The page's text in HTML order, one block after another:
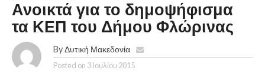
Ανοικτά για το δημοψήφισμα
τα ΚΕΠ του Δήμου Φλώρινας
By Δυτική Μακεδονία
Posted on 3 Ιουλίου 2015